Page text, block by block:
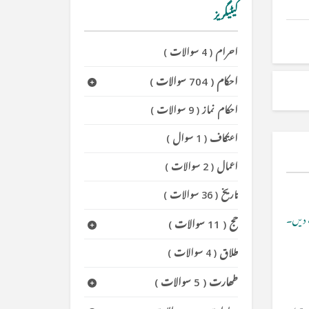
دیں۔
کیٹیگریز
احرام(4 سوالات )
احکام(704 سوالات )
احکام نماز(9 سوالات )
اعتکاف( 1 سوال )
اعمال(2 سوالات )
تاریخ(36 سوالات )
حج( 11 سوالات )
طلاق(4 سوالات )
طھارت( 5 سوالات )